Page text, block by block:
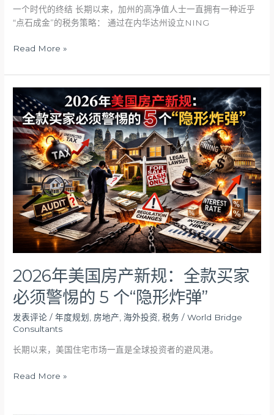
一个时代的终结 长期以来，加州的高净值人士一直拥有一种近乎
“点石成金”的税务策略： 通过在内华达州设立NING
结
NING
托
收
神
话
Read More »
2026年美国房产新规：全款买家
必须警惕的 5 个“隐形炸弹”
发表评论 /年度规划 房地产 ,海外投资 ,税务 /World Bridge
Consultants
长期以来，美国住宅市场一直是全球投资者的避风港。
2026
年
美
国
房
产
规：
全
款
买
必
须
警
惕
5
“隐
炸
Read More »